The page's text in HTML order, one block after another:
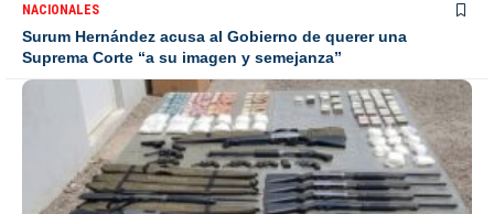
NACIONALES
Surum Hernández acusa al Gobierno de querer una
Suprema Corte “a su imagen y semejanza”